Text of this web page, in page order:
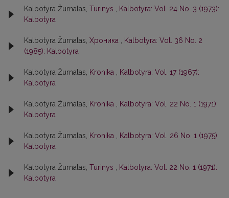
Kalbotyra Žurnalas, Turinys
Kalbotyra: Vol. 24 No. 3 (1973):
Kalbotyra
Kalbotyra Žurnalas, Хроника
Kalbotyra: Vol. 36 No. 2
(1985): Kalbotyra
Kalbotyra Žurnalas, Kronika
Kalbotyra: Vol. 17 (1967):
Kalbotyra
Kalbotyra Žurnalas, Kronika
Kalbotyra: Vol. 22 No. 1 (1971):
Kalbotyra
Kalbotyra Žurnalas, Kronika
Kalbotyra: Vol. 26 No. 1 (1975):
Kalbotyra
Kalbotyra Žurnalas, Turinys
Kalbotyra: Vol. 22 No. 1 (1971):
Kalbotyra